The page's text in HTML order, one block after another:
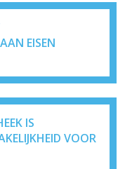
EISEN
IS
VOOR